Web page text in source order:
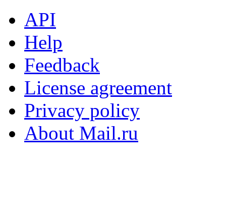
API
Help
Feedback
License agreement
Privacy policy
About Mail.ru